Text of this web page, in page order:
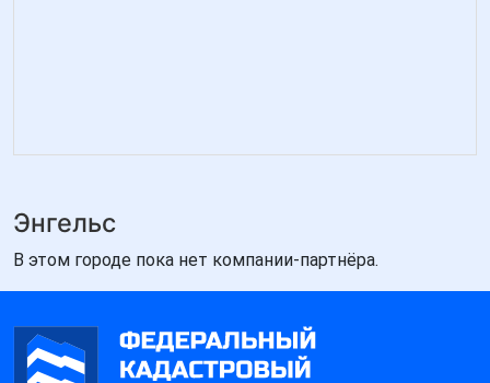
Энгельс
В этом городе пока нет компании-партнёра.